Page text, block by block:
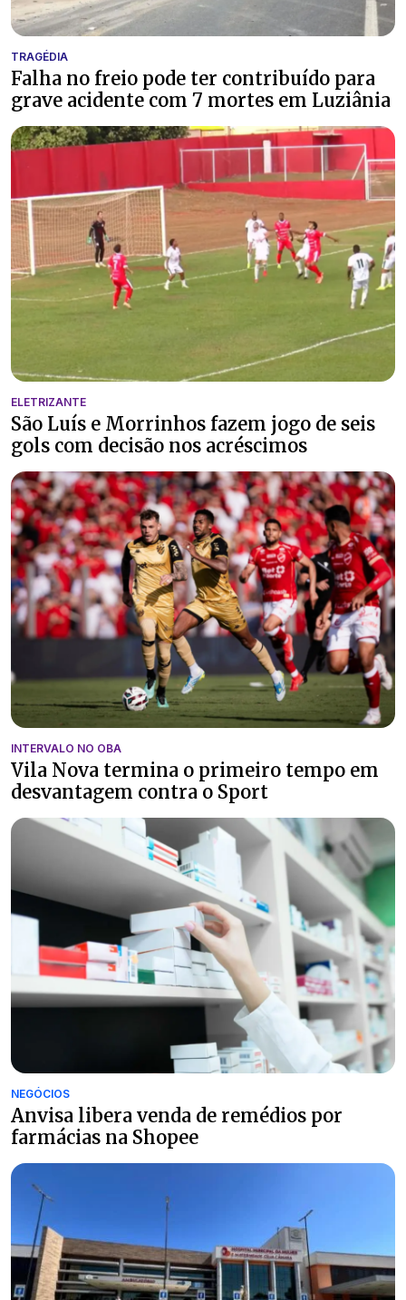
TRAGÉDIA
Falha no freio pode ter contribuído para
grave acidente com 7 mortes em Luziânia
ELETRIZANTE
São Luís e Morrinhos fazem jogo de seis
gols com decisão nos acréscimos
INTERVALO NO OBA
Vila Nova termina o primeiro tempo em
desvantagem contra o Sport
NEGÓCIOS
Anvisa libera venda de remédios por
farmácias na Shopee